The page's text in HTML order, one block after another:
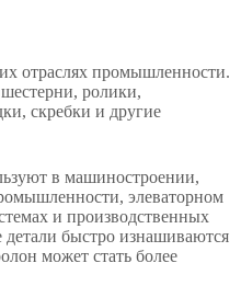
отраслях промышленности.
ролики,
скребки и другие
в машиностроении,
элеваторном
и производственных
детали быстро изнашиваются
может стать более